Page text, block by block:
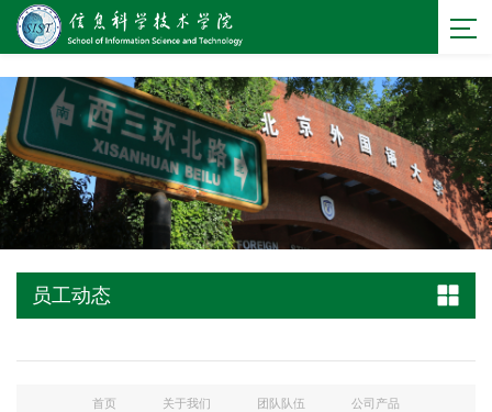
bevictor伟德官网 - 源自英国始于1946
员工动态
首页 关于我们 团队队伍 公司产品